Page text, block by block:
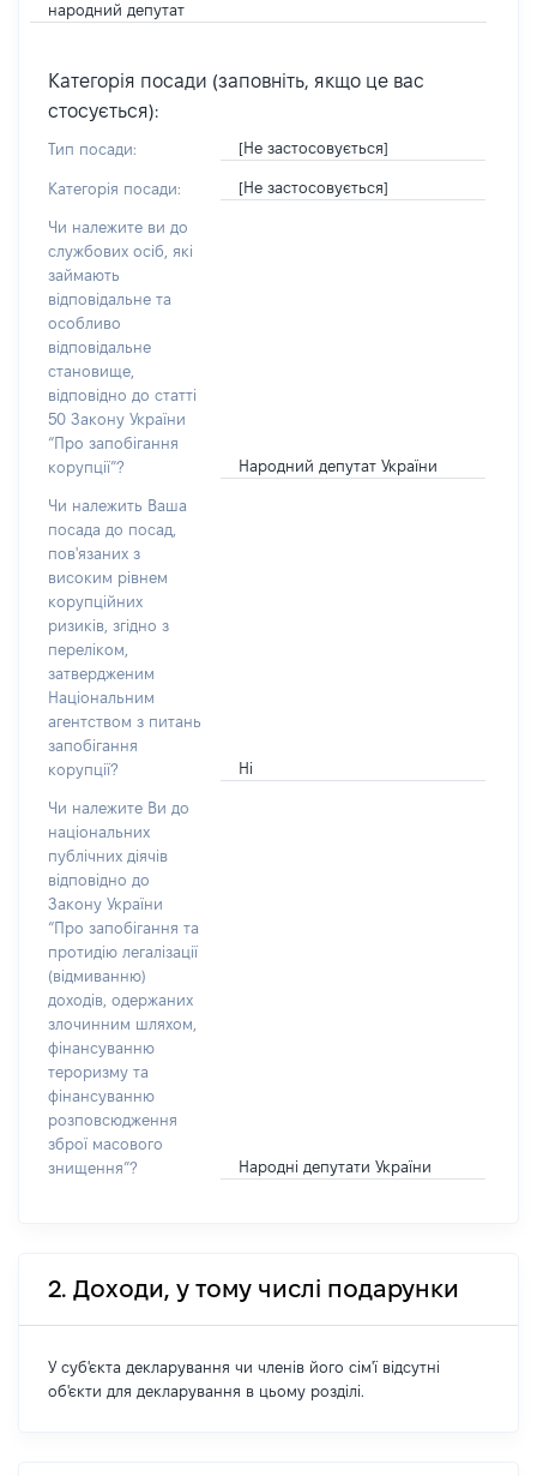
народний депутат
Категорія посади (заповніть, якщо це вас
стосується):
Тип посади: [Не застосовується]
Категорія посади: [Не застосовується]
Чи належите ви до
службових осіб, які
займають
відповідальне та
особливо
відповідальне
становище,
відповідно до статті
50 Закону України
“Про запобігання
корупції”?
Народний депутат України
Чи належить Ваша
посада до посад,
пов'язаних з
високим рівнем
корупційних
ризиків, згідно з
переліком,
затвердженим
Національним
агентством з питань
запобігання
корупції?
Ні
Чи належите Ви до
національних
публічних діячів
відповідно до
Закону України
“Про запобігання та
протидію легалізації
(відмиванню)
доходів, одержаних
злочинним шляхом,
фінансуванню
тероризму та
фінансуванню
розповсюдження
зброї масового
знищення”?
Народні депутати України
2. Доходи, у тому числі подарунки
У суб'єкта декларування чи членів його сім'ї відсутні
об'єкти для декларування в цьому розділі.